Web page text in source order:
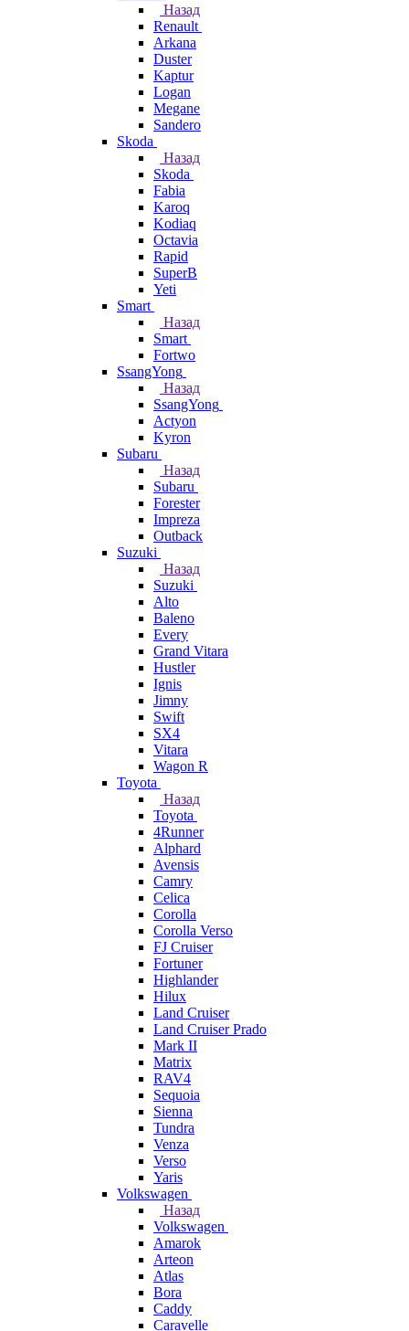
Назад
Renault
Arkana
Duster
Kaptur
Logan
Megane
Sandero
Skoda
Назад
Skoda
Fabia
Karoq
Kodiaq
Octavia
Rapid
SuperB
Yeti
Smart
Назад
Smart
Fortwo
SsangYong
Назад
SsangYong
Actyon
Kyron
Subaru
Назад
Subaru
Forester
Impreza
Outback
Suzuki
Назад
Suzuki
Alto
Baleno
Every
Grand Vitara
Hustler
Ignis
Jimny
Swift
SX4
Vitara
Wagon R
Toyota
Назад
Toyota
4Runner
Alphard
Avensis
Camry
Celica
Corolla
Corolla Verso
FJ Cruiser
Fortuner
Highlander
Hilux
Land Cruiser
Land Cruiser Prado
Mark II
Matrix
RAV4
Sequoia
Sienna
Tundra
Venza
Verso
Yaris
Volkswagen
Назад
Volkswagen
Amarok
Arteon
Atlas
Bora
Caddy
Caravelle